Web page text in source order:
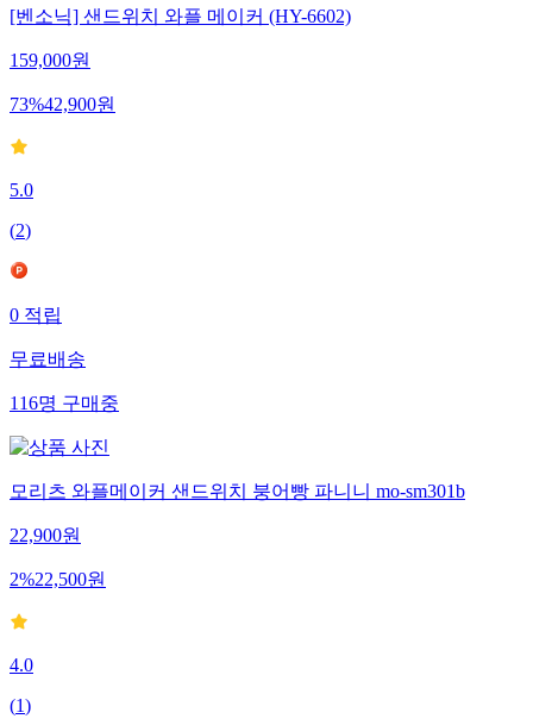
[벤소닉] 샌드위치 와플 메이커 (HY-6602)
159,000원
73%42,900원
5.0
(2)
0적립
무료배송
116명구매중
모리츠 와플메이커 샌드위치 붕어빵 파니니 mo-sm301b
22,900원
2%22,500원
4.0
(1)